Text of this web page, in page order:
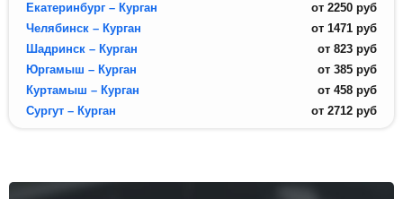
Екатеринбург – Курган
от 2250 руб
Челябинск – Курган
от 1471 руб
Шадринск – Курган
от 823 руб
Юргамыш – Курган
от 385 руб
Куртамыш – Курган
от 458 руб
Сургут – Курган
от 2712 руб